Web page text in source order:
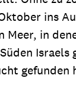
ins
Meer, in
Israels
gefunden